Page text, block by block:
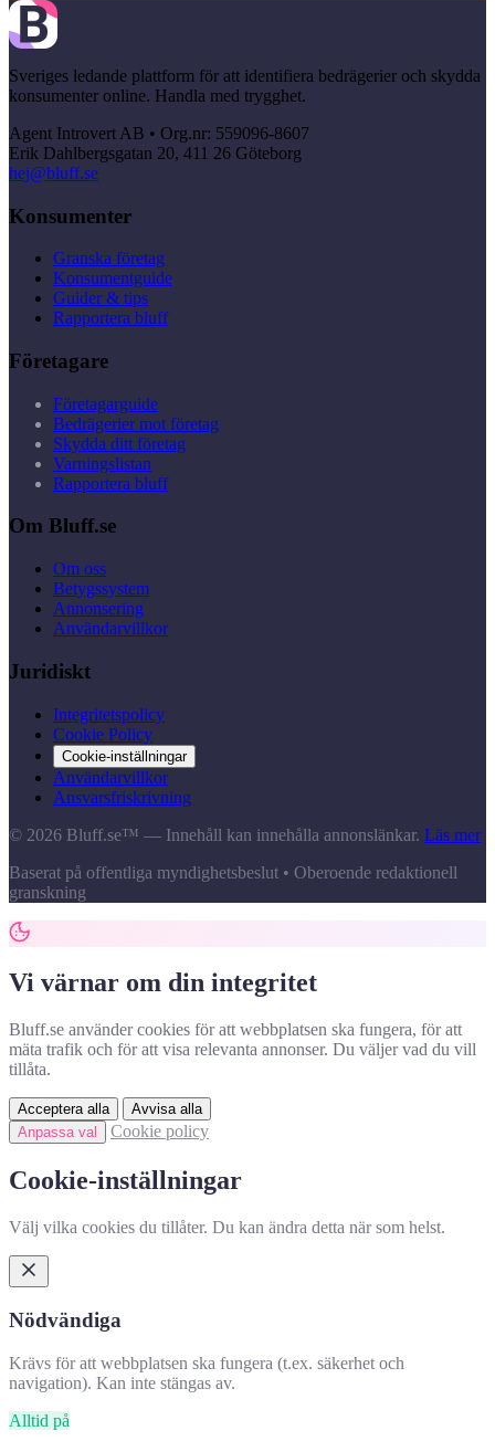
Sveriges ledande plattform för att identifiera bedrägerier och skydda
konsumenter online. Handla med trygghet.
Agent Introvert AB • Org.nr: 559096-8607
Erik Dahlbergsgatan 20, 411 26 Göteborg
hej@bluff.se
Konsumenter
Granska företag
Konsumentguide
Guider & tips
Rapportera bluff
Företagare
Företagarguide
Bedrägerier mot företag
Skydda ditt företag
Varningslistan
Rapportera bluff
Om Bluff.se
Om oss
Betygssystem
Annonsering
Användarvillkor
Juridiskt
Integritetspolicy
Cookie Policy
Cookie-inställningar
Användarvillkor
Ansvarsfriskrivning
© 2026 Bluff.se™ — Innehåll kan innehålla annonslänkar. Läs mer
Baserat på offentliga myndighetsbeslut • Oberoende redaktionell
granskning
Vi värnar om din integritet
Bluff.se använder cookies för att webbplatsen ska fungera, för att
mäta trafik och för att visa relevanta annonser. Du väljer vad du vill
tillåta.
Acceptera alla
Avvisa alla
Anpassa val
Cookie policy
Cookie-inställningar
Välj vilka cookies du tillåter. Du kan ändra detta när som helst.
Nödvändiga
Krävs för att webbplatsen ska fungera (t.ex. säkerhet och
navigation). Kan inte stängas av.
Alltid på